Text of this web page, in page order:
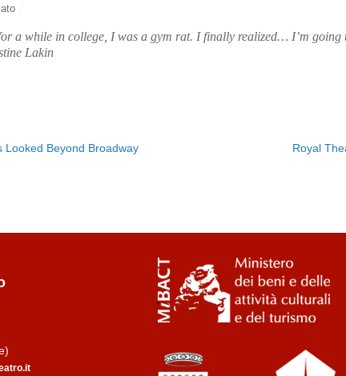
a while in college, I was a gym rat. I finally realized… I’m going
Lakin
Looked Beyond Broadway Royal